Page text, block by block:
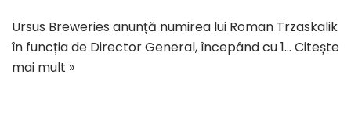
Ursus Breweries anunță numirea lui Roman Trzaskalik
în funcția de Director General, începând cu 1… Citește
mai mult »